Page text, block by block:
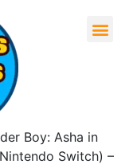
Boy: Asha in
Switch) –